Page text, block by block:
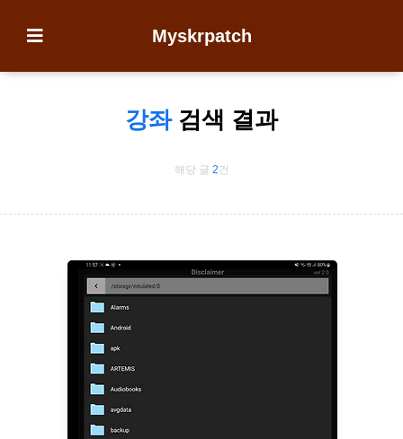
Myskrpatch
강좌 검색 결과
해당 글 2건